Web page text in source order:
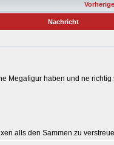
Nachricht
Megafigur haben und ne richtig
alls den Sammen zu